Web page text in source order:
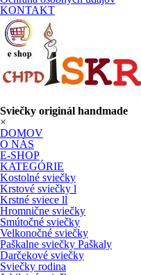
KONTAKT
Sviečky originál handmade
×
DOMOV
O NÁS
E-SHOP
KATEGÓRIE
Kostolné sviečky
Krstové sviečky l
Krstné sviece ll
Hromnične sviečky
Smútočné sviečky
Velkonočné sviečky
Paškalne sviečky Paškaly
Darčekové sviečky
Sviečky rodina